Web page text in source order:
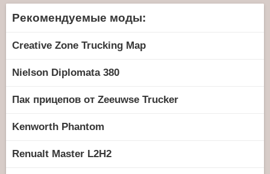
Рекомендуемые моды:
Creative Zone Trucking Map
Nielson Diplomata 380
Пак прицепов от Zeeuwse Trucker
Kenworth Phantom
Renualt Master L2H2